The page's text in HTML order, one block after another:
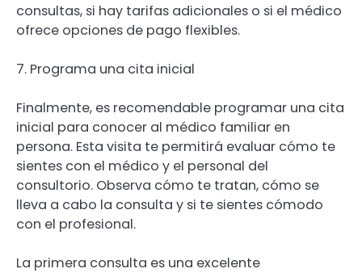
consultas, si hay tarifas adicionales o si el médico
ofrece opciones de pago flexibles.
7. Programa una cita inicial
Finalmente, es recomendable programar una cita
inicial para conocer al médico familiar en
persona. Esta visita te permitirá evaluar cómo te
sientes con el médico y el personal del
consultorio. Observa cómo te tratan, cómo se
lleva a cabo la consulta y si te sientes cómodo
con el profesional.
La primera consulta es una excelente